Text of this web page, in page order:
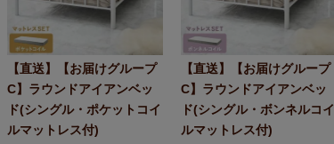
【直送】【お届けグループ
C】ラウンドアイアンベッ
ド(シングル・ポケットコイ
ルマットレス付)
【直送】【お届けグループ
C】ラウンドアイアンベッ
ド(シングル・ボンネルコイ
ルマットレス付)